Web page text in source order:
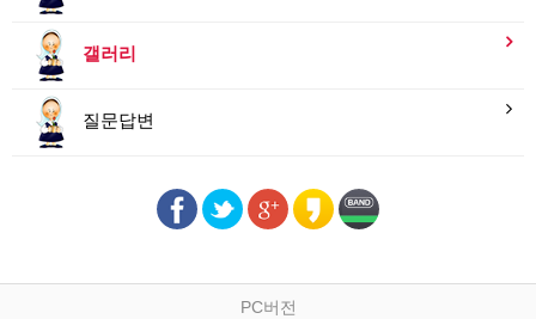
갤러리
질문답변
PC버전